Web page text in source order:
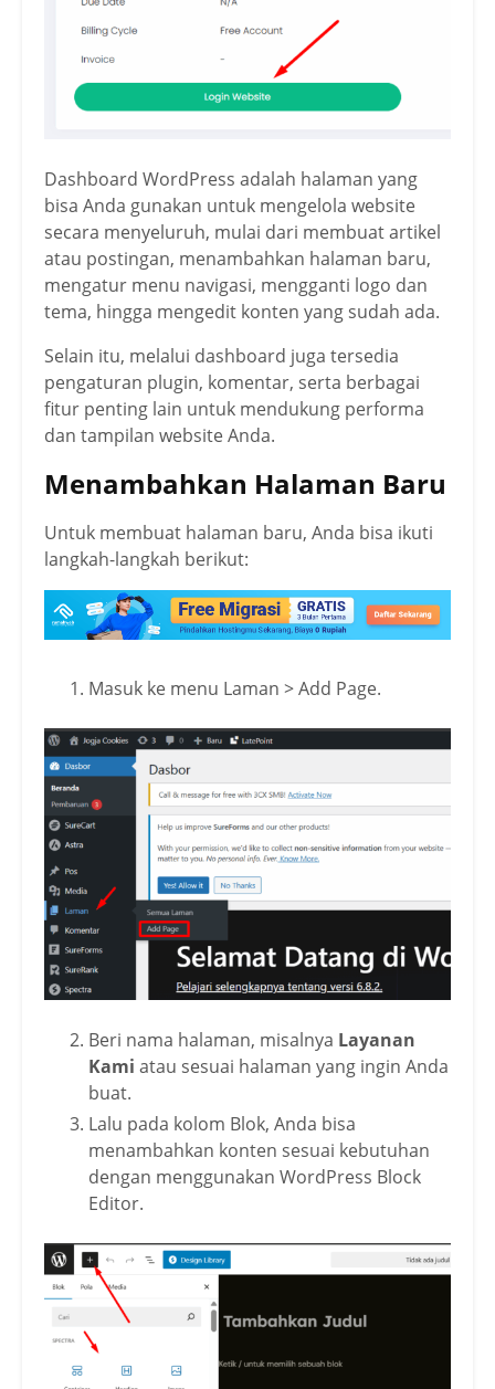
Dashboard WordPress adalah halaman yang
bisa Anda gunakan untuk mengelola website
secara menyeluruh, mulai dari membuat artikel
atau postingan, menambahkan halaman baru,
mengatur menu navigasi, mengganti logo dan
tema, hingga mengedit konten yang sudah ada.
Selain itu, melalui dashboard juga tersedia
pengaturan plugin, komentar, serta berbagai
fitur penting lain untuk mendukung performa
dan tampilan website Anda.
Menambahkan Halaman Baru
Untuk membuat halaman baru, Anda bisa ikuti
langkah-langkah berikut:
Masuk ke menu Laman > Add Page.
Beri nama halaman, misalnya Layanan
Kami atau sesuai halaman yang ingin Anda
buat.
Lalu pada kolom Blok, Anda bisa
menambahkan konten sesuai kebutuhan
dengan menggunakan WordPress Block
Editor.